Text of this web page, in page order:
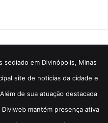
sediado em Divinópolis, Minas
site de notícias da cidade e
de sua atuação destacada
mantém presença ativa